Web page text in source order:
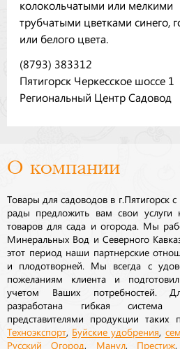
колокольчатыми или мелкими
трубчатыми цветками синего,
или белого цвета.
(8793) 383312
Пятигорск Черкесское шоссе 1
Региональный Центр Садовод
О компании
Товары для садоводов в г.Пятигорск
рады предложить вам свои услуги
товаров для сада и огорода. Мы
Минеральных Вод и Северного
этот период наши партнерские
и плодотворней. Мы всегда с
пожеланиям клиента и
учетом Ваших потребностей.
разработана гибкая
представителями продукции таких
Техноэкспорт Буйские удобрения
Русский Огород Манул, Престиж